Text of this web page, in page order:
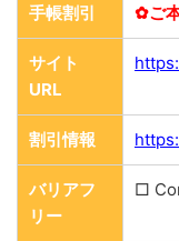
手帳割引 ✿ご
サイト
URL
割引情報
バリアフ
リー
□